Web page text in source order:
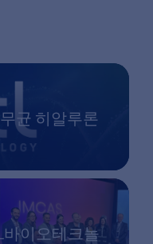
균 히알루론
바이오테크놀